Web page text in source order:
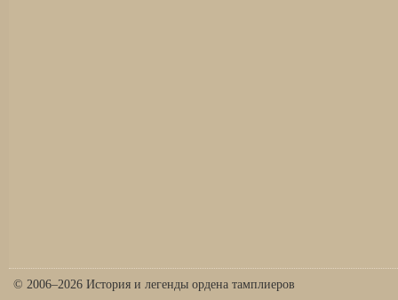
© 2006–2026 История и легенды ордена тамплиеров